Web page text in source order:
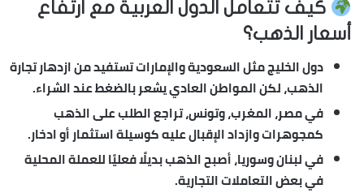
كيف تتعامل الدول العربية مع ارتفاع
أسعار الذهب؟
دول الخليجمثل السعودية والإمارات تستفيد من ازدهار تجارة
الذهب، لكن المواطن العادي يشعر بالضغط عند الشراء.
فيمصر، المغرب، وتونس، تراجع الطلب على الذهب
كمجوهرات وازداد الإقبال عليه كوسيلة استثمار أو ادخار.
فيلبنان وسوريا، أصبح الذهب بديلًا فعليًا للعملة المحلية
في بعض التعاملات التجارية.